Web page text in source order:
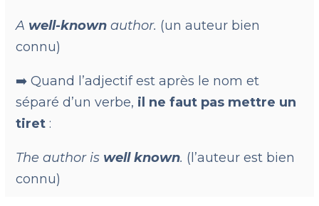
A well-known author. (un auteur bien
connu)
➡️ Quand l’adjectif est après le nom et
séparé d’un verbe, il ne faut pas mettre un
tiret :
The author is well known. (l’auteur est bien
connu)